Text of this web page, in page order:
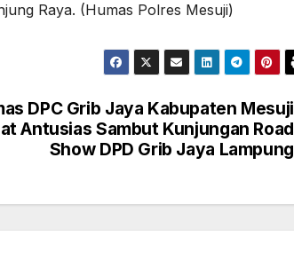
Raya. (Humas Polres Mesuji)
DPC Grib Jaya Kabupaten Mesuji
Antusias Sambut Kunjungan Road
Show DPD Grib Jaya Lampung